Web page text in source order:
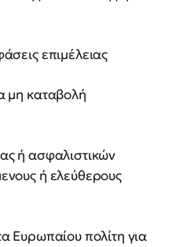
επιμέλειας
μη καταβολή
ή ασφαλιστικών
ή ελεύθερους
Ευρωπαίου πολίτη για